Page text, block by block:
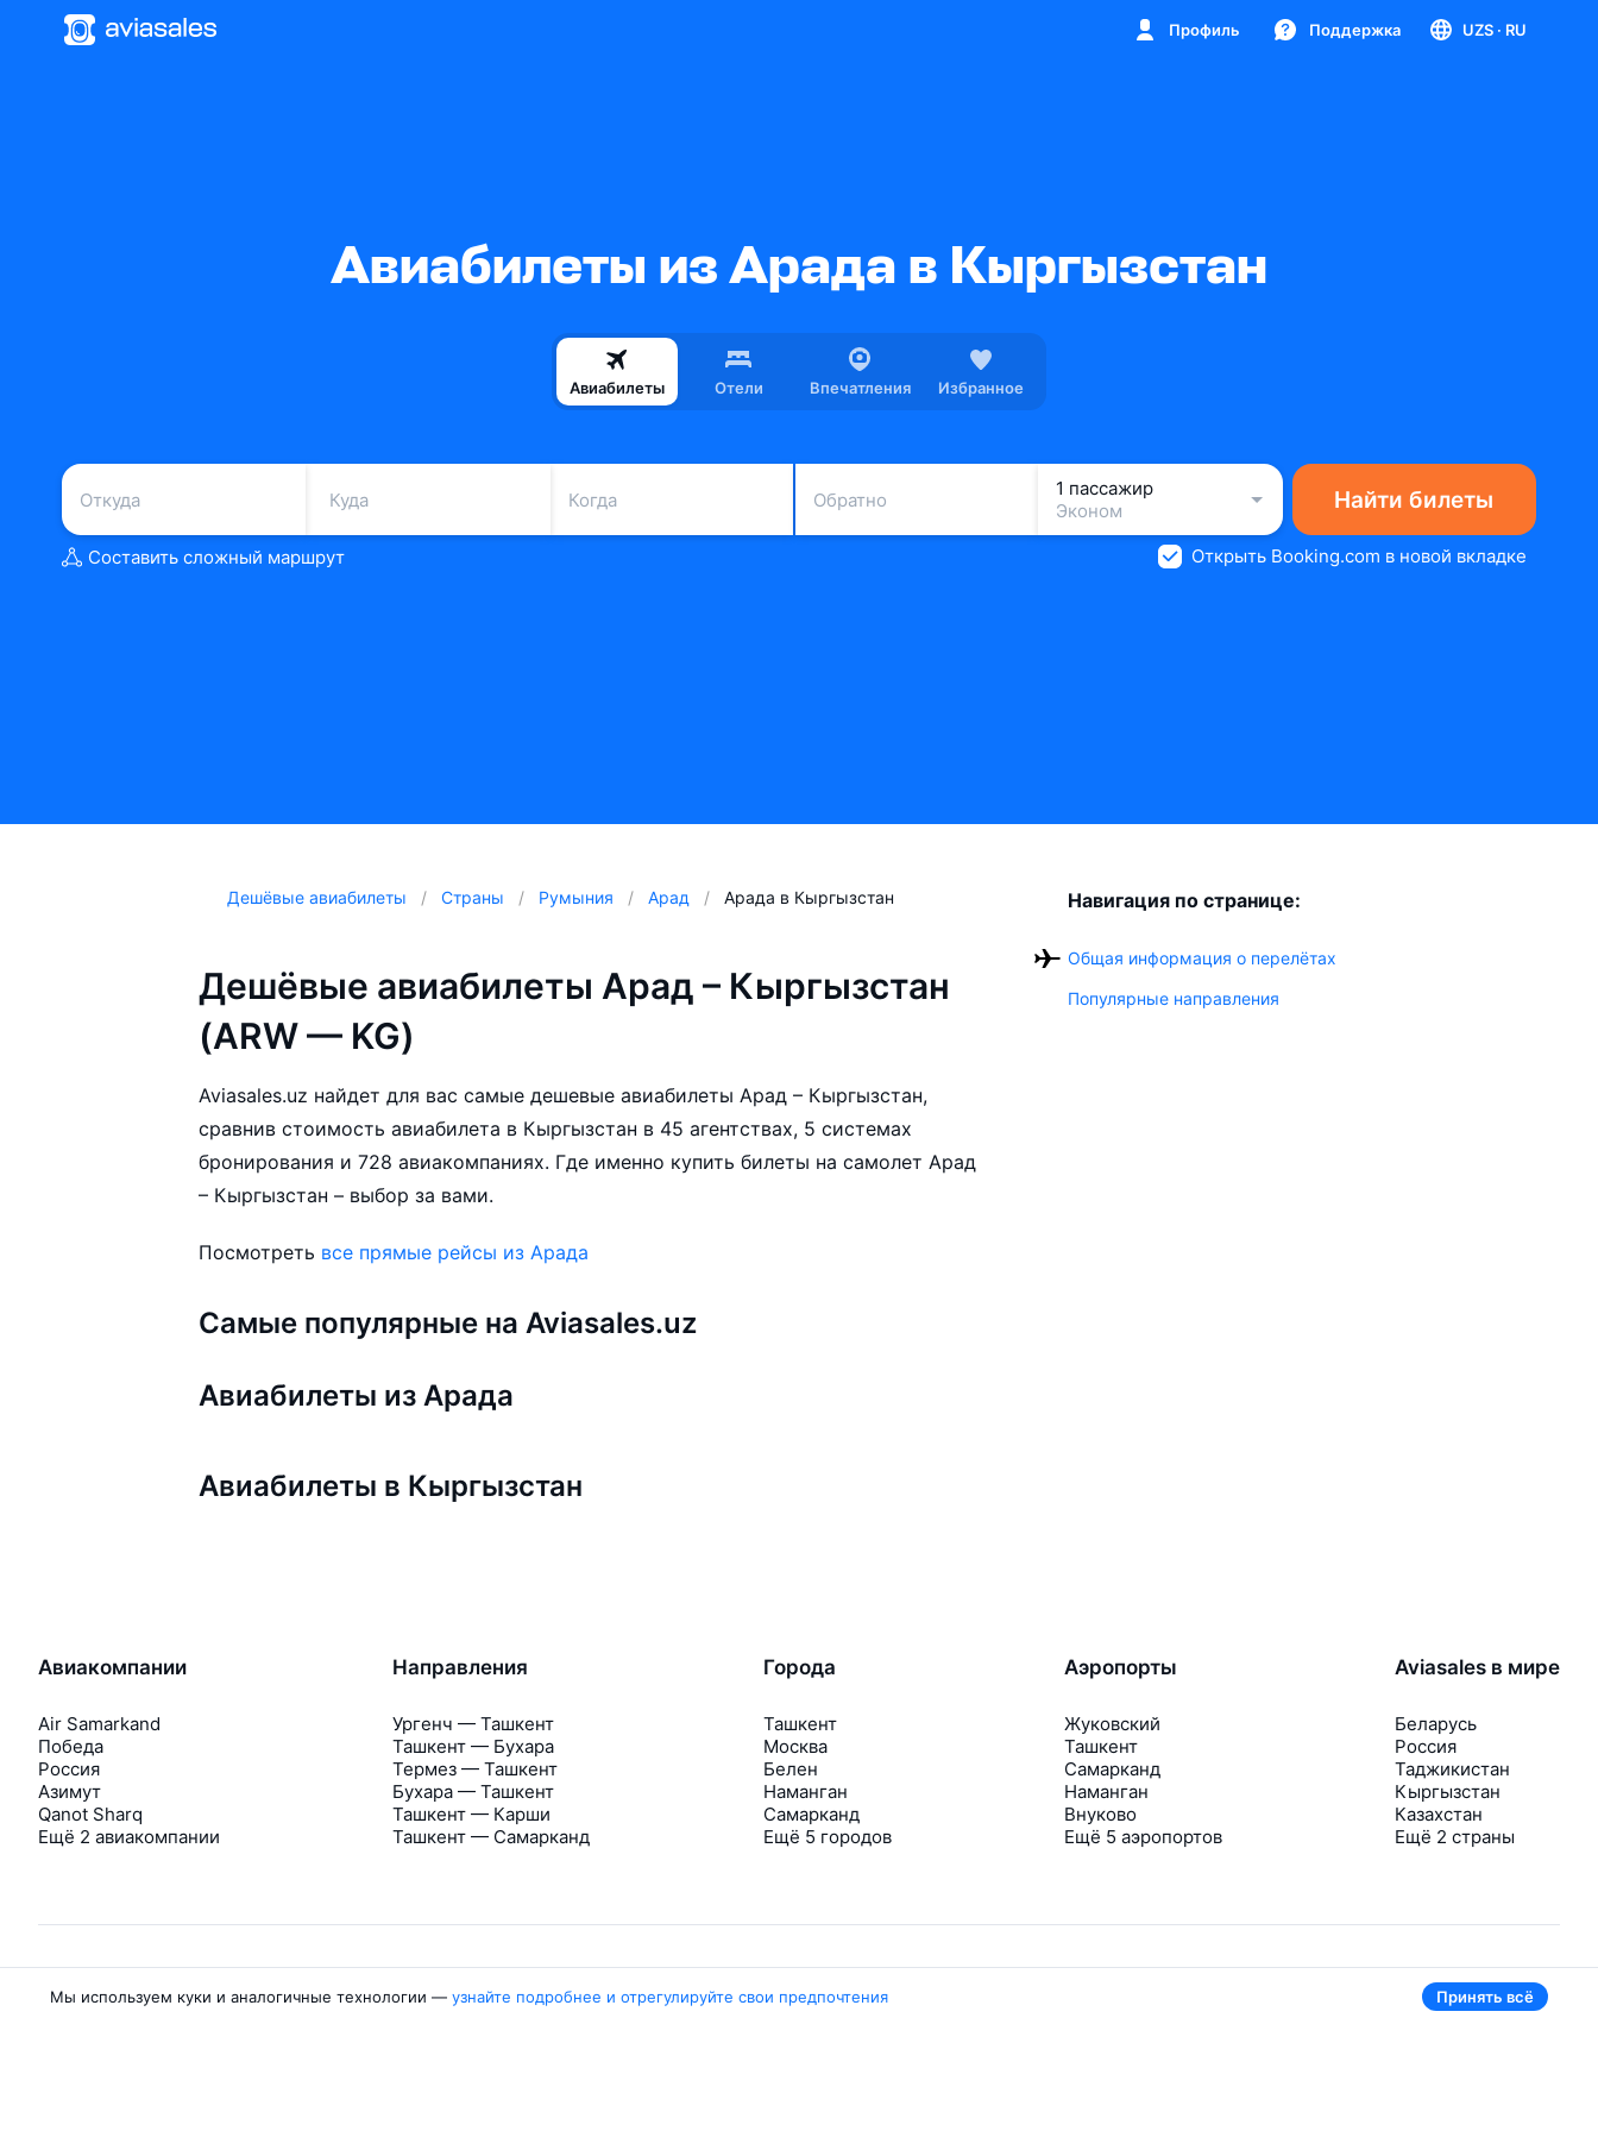
Профиль Поддержка UZS · RU
Авиабилеты из Арада в Кыргызстан
Авиабилеты Отели Впечатления Избранное
Когда Обратно
1 пассажир
Эконом
Найти билеты
Составить сложный маршрут Открыть Booking.com в новой вкладке
Дешёвые авиабилеты Страны Румыния Арад Арада в Кыргызстан
Дешёвые авиабилеты Арад – Кыргызстан
(ARW — KG)
Aviasales.uz найдет для вас самые дешевые авиабилеты Арад – Кыргызстан,
сравнив стоимость авиабилета в Кыргызстан в 45 агентствах, 5 системах
бронирования и 728 авиакомпаниях. Где именно купить билеты на самолет Арад
– Кыргызстан – выбор за вами.
Посмотреть все прямые рейсы из Арада
Самые популярные на Aviasales.uz
Авиабилеты из Арада
Авиабилеты в Кыргызстан
Навигация по странице:
Общая информация о перелётах
Популярные направления
Авиакомпании
Air Samarkand
Победа
Россия
Азимут
Qanot Sharq
Ещё 2 авиакомпании
Направления
Ургенч — Ташкент
Ташкент — Бухара
Термез — Ташкент
Бухара — Ташкент
Ташкент — Карши
Ташкент — Самарканд
Города
Ташкент
Москва
Белен
Наманган
Самарканд
Ещё 5 городов
Аэропорты
Жуковский
Ташкент
Самарканд
Наманган
Внуково
Ещё 5 аэропортов
Aviasales в мире
Беларусь
Россия
Таджикистан
Кыргызстан
Казахстан
Ещё 2 страны
Об Авиасейлс
Мы используем куки и аналогичные технологии — узнайте подробнее и отрегулируйте свои предпочтения Принять всё